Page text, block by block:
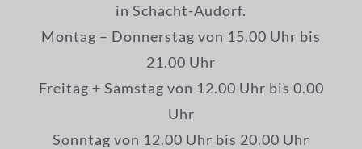
in Schacht-Audorf.
Montag – Donnerstag von 15.00 Uhr bis
21.00 Uhr
Freitag + Samstag von 12.00 Uhr bis 0.00
Uhr
Sonntag von 12.00 Uhr bis 20.00 Uhr